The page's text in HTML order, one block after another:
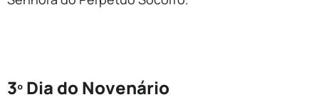
3º Dia do Novenário